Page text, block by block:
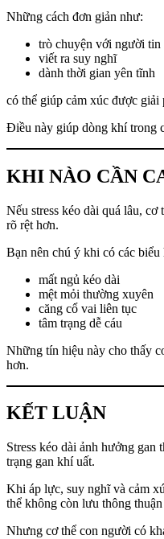
Những cách đơn giản như:
trò chuyện với người tin
viết ra suy nghĩ
dành thời gian yên tĩnh
có thể giúp cảm xúc được giải
Điều này giúp dòng khí trong
KHI NÀO CẦN
Nếu stress kéo dài quá lâu,
rõ rệt hơn.
Bạn nên chú ý khi có các biểu
mất ngủ kéo dài
mệt mỏi thường xuyên
căng cổ vai liên tục
tâm trạng dễ cáu
Những tín hiệu này cho thấy
hơn.
KẾT LUẬN
Stress kéo dài ảnh hưởng
trạng gan khí uất.
Khi áp lực, suy nghĩ và cảm
thể không còn lưu thông
Nhưng cơ thể con người có